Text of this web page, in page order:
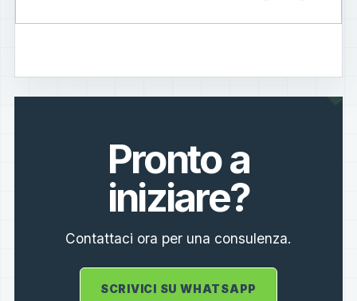
Pronto a
iniziare?
Contattaci ora per una consulenza.
SCRIVICI SU WHATSAPP